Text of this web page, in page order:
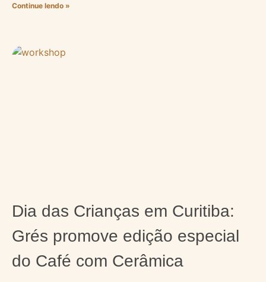
Continue lendo »
Dia das Crianças em Curitiba:
Grés promove edição especial
do Café com Cerâmica